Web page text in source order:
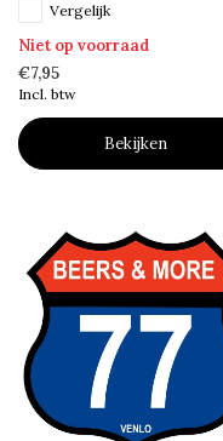
Vergelijk
Niet op voorraad
€7,95
Incl. btw
Bekijken